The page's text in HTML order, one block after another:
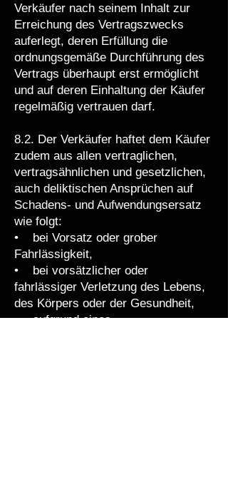
Verkäufer nach seinem Inhalt zur
Erreichung des Vertragszwecks
auferlegt, deren Erfüllung die
ordnungsgemäße Durchführung des
Vertrags überhaupt erst ermöglicht
und auf deren Einhaltung der Käufer
regelmäßig vertrauen darf.
8.2. Der Verkäufer haftet dem Käufer
zudem aus allen vertraglichen,
vertragsähnlichen und gesetzlichen,
auch deliktischen Ansprüchen auf
Schadens- und Aufwendungsersatz
wie folgt:
• bei Vorsatz oder grober
Fahrlässigkeit,
• bei vorsätzlicher oder
fahrlässiger Verletzung des Lebens,
des Körpers oder der Gesundheit,
• aufgrund eines